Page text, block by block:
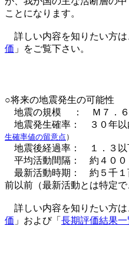
ことになります。
詳しい内容を知りたい方は
価 」をご覧下さい。
○将来の地震発生の可能性
地震の規模 ： Ｍ７．６
地震発生確率： ３０年
生確率値の留意点 ）
地震後経過率： １．
平均活動間隔： 約４００
最新活動時期： 約５千１
前以前（最新活動とは特定で
詳しい内容を知りたい方は
価 」および「 長期評価結果一